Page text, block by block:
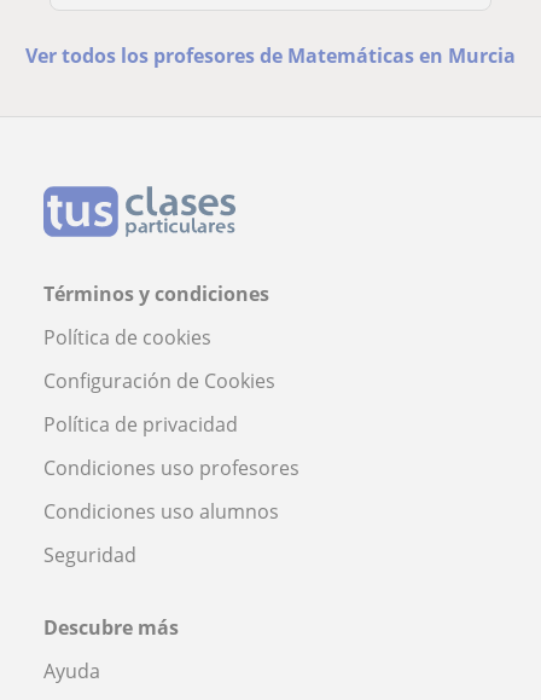
Ver todos los profesores de Matemáticas en Murcia
Términos y condiciones
Política de cookies
Configuración de Cookies
Política de privacidad
Condiciones uso profesores
Condiciones uso alumnos
Seguridad
Descubre más
Ayuda